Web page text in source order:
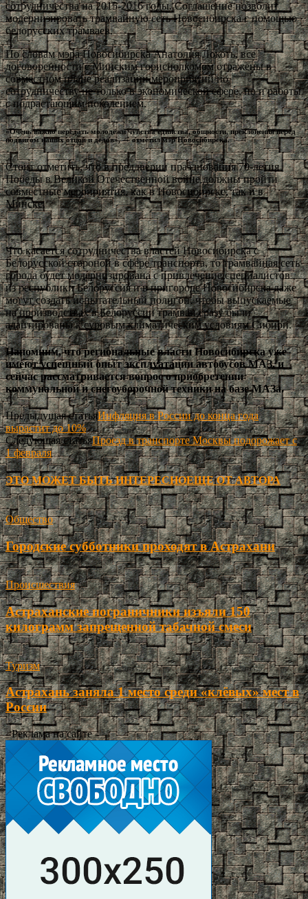
сотрудничества на 2015-2016 годы. Соглашение позволит
модернизировать трамвайную сеть Новосибирска с помощью
белорусских трамваев.
По словам мэра Новосибирска Анатолия Локоть, все
договоренности с Минским горисполкомом отражены в
совместном плане реализации мероприятий по
сотрудничеству не только в экономической сфере, но и работы
с подрастающим поколением.
«Очень важно передать молодёжи чувства единства, общности, преклонения перед
подвигом наших отцов и дедов», — отметил мэр Новосибирска.
Стоит отметить, что в преддверии празднования 70-летия
Победы в Великой Отечественной войне должны пройти
совместные мероприятия, как в Новосибирске, так и в
Минске.
Что касается сотрудничества властей Новосибирска с
Белорусской стороной в сфере транспорта, то трамвайная сеть
города будет модернизирована с привлечение специалистов
из республики Белоруссия и в пригороде Новосибирска даже
могут создать испытательный полигон, чтобы выпускаемые
на производствах в Белоруссии трамваи сразу были
адаптированы к суровым климатическим условиям Сибири.
Напомним, что региональные власти Новосибирска уже
имеют успешный опыт эксплуатации автобусов МАЗ, и
сейчас рассматривается вопрос о приобретении
коммунальной и снегоуборочной техники на базе МАЗа.
Предыдущая статьяИнфляция в России до конца года
вырастит до 10%
Следующая статьяПроезд в транспорте Москвы подорожает с
1 февраля
ЭТО МОЖЕТ БЫТЬ ИНТЕРЕСНОЕЩЕ ОТ АВТОРА
Общество
Городские субботники проходят в Астрахани
Происшествия
Астраханские пограничники изъяли 150
килограмм запрещенной табачной смеси
Туризм
Астрахань заняла 1 место среди «клёвых» мест в
России
- Реклама на сайте -